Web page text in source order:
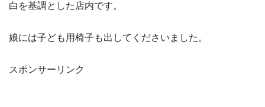
白を基調とした店内です。
娘には子ども用椅子も出してくださいました。
スポンサーリンク